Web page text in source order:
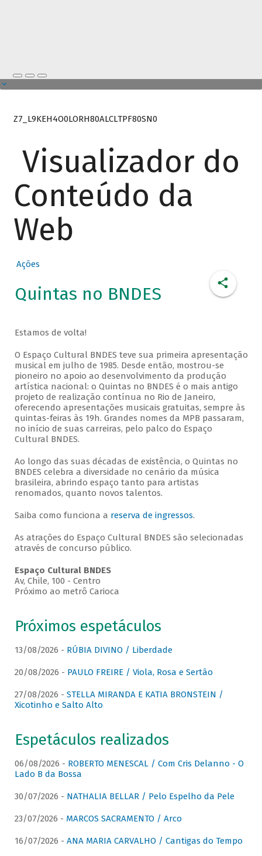
Z7_L9KEH4O0LORH80ALCLTPF80SN0
Visualizador do
Conteúdo da
Web
Ações
Quintas no BNDES
Estamos de volta!
O Espaço Cultural BNDES teve sua primeira apresentação
musical em julho de 1985. Desde então, mostrou-se
pioneiro no apoio ao desenvolvimento da produção
artística nacional: o Quintas no BNDES é o mais antigo
projeto de realização contínua no Rio de Janeiro,
oferecendo apresentações musicais gratuitas, sempre às
quintas-feiras às 19h. Grandes nomes da MPB passaram,
no início de suas carreiras, pelo palco do Espaço
Cultural BNDES.
Ao longo das suas décadas de existência, o Quintas no
BNDES celebra a diversidade no cenário da música
brasileira, abrindo espaço tanto para artistas
renomados, quanto novos talentos.
Saiba como funciona a reserva de ingressos.
As atrações do Espaço Cultural BNDES são selecionadas
através de concurso público.
Espaço Cultural BNDES
Av, Chile, 100 - Centro
Próximo ao metrô Carioca
Próximos espetáculos
13/08/2026 - RÚBIA DIVINO / Liberdade
20/08/2026 - PAULO FREIRE / Viola, Rosa e Sertão
27/08/2026 - STELLA MIRANDA E KATIA BRONSTEIN /
Xicotinho e Salto Alto
Espetáculos realizados
06/08/2026 - ROBERTO MENESCAL / Com Cris Delanno - O
Lado B da Bossa
30/07/2026 - NATHALIA BELLAR / Pelo Espelho da Pele
23/07/2026 - MARCOS SACRAMENTO / Arco
16/07/2026 - ANA MARIA CARVALHO / Cantigas do Tempo